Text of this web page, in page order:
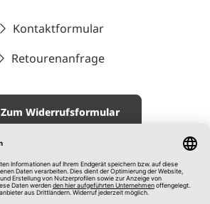
Kontaktformular
Retourenanfrage
Zum Widerrufsformular
Impressum
AGB